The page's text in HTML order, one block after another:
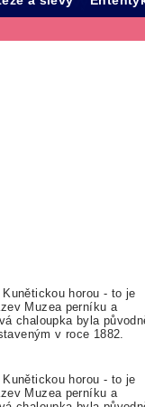
horou - to je
Muzea perníku a
chaloupka byla
v roce 1882.
horou - to je
Muzea perníku a